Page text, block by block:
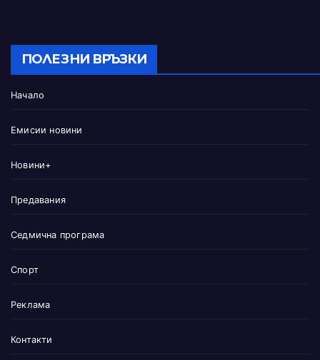
ПОЛЕЗНИ ВРЪЗКИ
Начало
Емисии новини
Новини+
Предавания
Седмична програма
Спорт
Реклама
Контакти